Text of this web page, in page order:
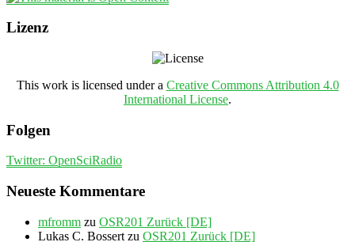
Lizenz
This work is licensed under a Creative Commons Attribution 4.0
International License.
Folgen
Twitter: OpenSciRadio
Neueste Kommentare
mfromm zu OSR201 Zurück [DE]
Lukas C. Bossert zu OSR201 Zurück [DE]